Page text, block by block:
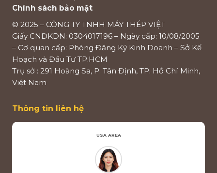
Chính sách bảo mật
© 2025 – CÔNG TY TNHH MÁY THÉP VIỆT
Giấy CNĐKDN: 0304017196 – Ngày cấp: 10/08/2005
– Cơ quan cấp: Phòng Đăng Ký Kinh Doanh – Sở Kế
Hoạch và Đầu Tư TP.HCM
Trụ sở : 291 Hoàng Sa, P. Tân Định, TP. Hồ Chí Minh,
Việt Nam
Thông tin liên hệ
USA AREA